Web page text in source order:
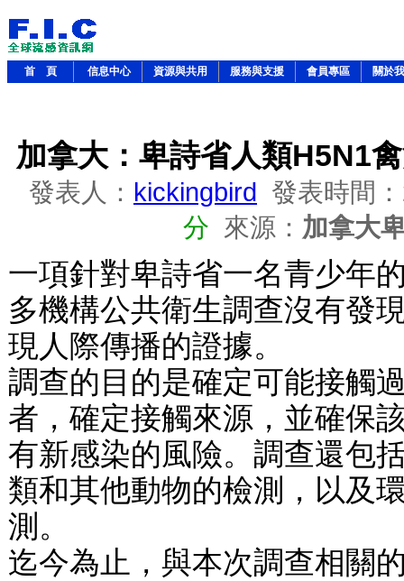
首 頁 信息中心 資源與共用 服務與支援 會員專區 關於
加拿大：卑詩省人類H5N1
發表人： kickingbird 發表時間：
分 來源： 加拿大
一項針對卑詩省一名青少年
多機構公共衛生調查沒有發
現人際傳播的證據。
調查的目的是確定可能接觸
者，確定接觸來源，並確保
有新感染的風險。調查還包
類和其他動物的檢測，以及
測。
迄今為止，與本次調查相關